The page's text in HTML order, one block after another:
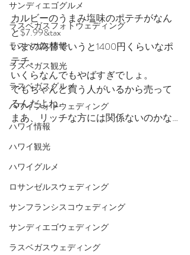
サンディエゴグルメ
ラスベガスフォトウェディング
ラスベガス情報
ラスベガス観光
ラスベガスグルメ
ハワイフォトウェディング
ハワイ情報
ハワイ観光
ハワイグルメ
ロサンゼルスウェディング
サンフランシスコウェディング
サンディエゴウェディング
ラスベガスウェディング
カルビーのうまみ塩味のポテチがなん
と$7.99&tax
いまの為替でいうと1400円くらいなポ
テチ。
いくらなんでもやばすぎでしょ。
でもちゃんと買う人がいるから売って
るんだよね…
まあ、リッチな方には関係ないのかな…